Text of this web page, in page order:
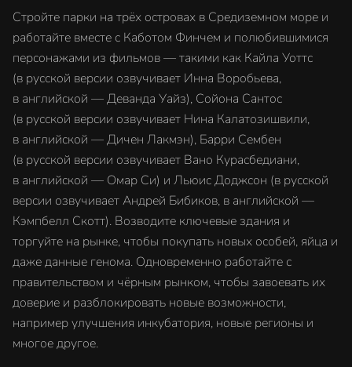
Стройте парки на трёх островах в Средиземном море и
работайте вместе с Каботом Финчем и полюбившимися
персонажами из фильмов — такими как Кайла Уоттс
(в русской версии озвучивает Инна Воробьева,
в английской — Деванда Уайз), Сойона Сантос
(в русской версии озвучивает Нина Калатозишвили,
в английской — Дичен Лакмэн), Барри Сембен
(в русской версии озвучивает Вано Курасбедиани,
в английской — Омар Си) и Льюис Доджсон (в русской
версии озвучивает Андрей Бибиков, в английской —
Кэмпбелл Скотт). Возводите ключевые здания и
торгуйте на рынке, чтобы покупать новых особей, яйца и
даже данные генома. Одновременно работайте с
правительством и чёрным рынком, чтобы завоевать их
доверие и разблокировать новые возможности,
например улучшения инкубатория, новые регионы и
многое другое.